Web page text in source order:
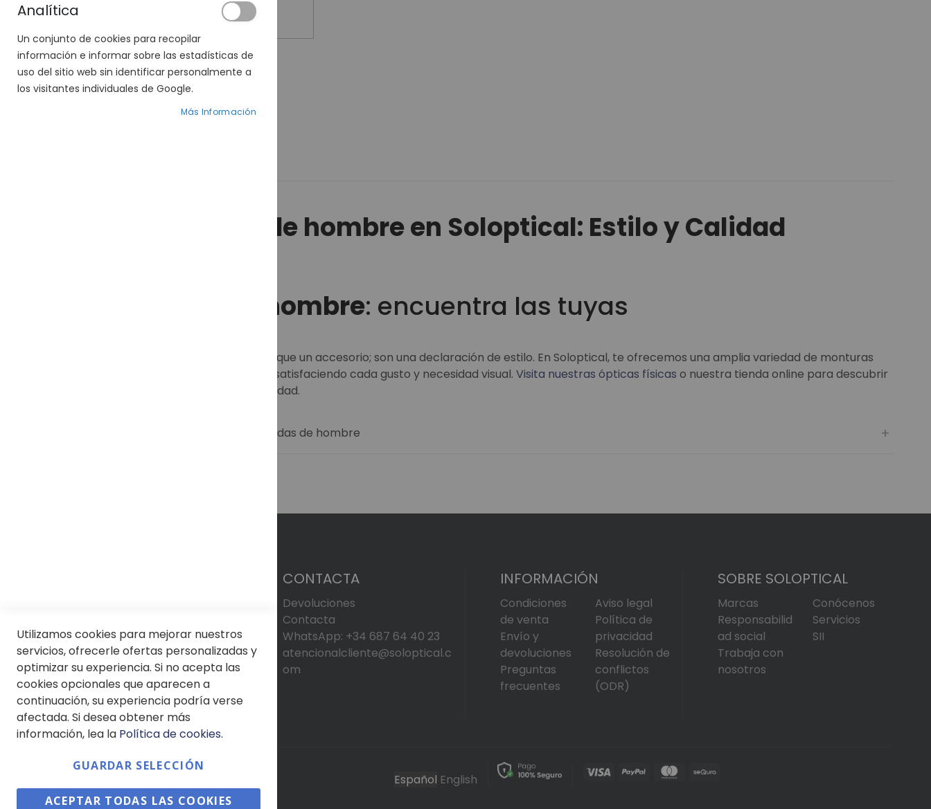
Precio
59,40 €
Gafas graduadas de hombre en Soloptical: Estilo y Calidad
hombre: encuentra las tuyas
Las gafas graduadas para hombre son más que un accesorio; son una declaración de estilo. En Soloptical, te ofrecemos una amplia variedad de monturas
que van desde lo clásico hasta lo moderno, satisfaciendo cada gusto y necesidad visual. Visita nuestras ópticas físicas o nuestra tienda online para descubrir
la montura perfecta que refleje tu personalidad.
Descubre más sobre nuestras gafas graduadas de hombre
CONTACTA
Devoluciones
Contacta
WhatsApp: +34 687 64 40 23
atencionalcliente@soloptical.c
om
INFORMACIÓN
Condiciones
de venta
Envío y
devoluciones
Preguntas
frecuentes
Aviso legal
Política de
privacidad
Resolución de
conflictos
(ODR)
SOBRE SOLOPTICAL
Marcas
Responsabilid
ad social
Trabaja con
nosotros
Conócenos
Servicios
SII
© Soloptical 2026 Español English
Analítica
Un conjunto de cookies para recopilar
información e informar sobre las estadísticas de
uso del sitio web sin identificar personalmente a
los visitantes individuales de Google.
Más Información
Utilizamos cookies para mejorar nuestros
servicios, ofrecerle ofertas personalizadas y
optimizar su experiencia. Si no acepta las
cookies opcionales que aparecen a
continuación, su experiencia podría verse
afectada. Si desea obtener más
información, lea la Política de cookies.
GUARDAR SELECCIÓN
ACEPTAR TODAS LAS COOKIES